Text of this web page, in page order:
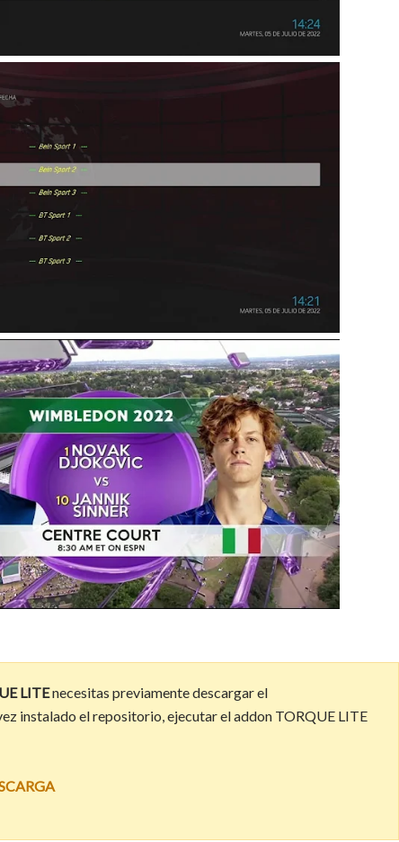
LITEnecesitas previamente descargar el
instalado el repositorio, ejecutar el addon TORQUE LITE